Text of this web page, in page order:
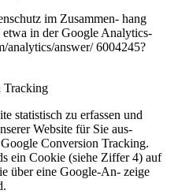
im Zusammen- hang
in der Google Analytics-
analytics/answer/ 6004245?
Tracking
statistisch zu erfassen und
Website für Sie aus-
Conversion Tracking.
ein Cookie (siehe Ziffer 4) auf
über eine Google-An- zeige